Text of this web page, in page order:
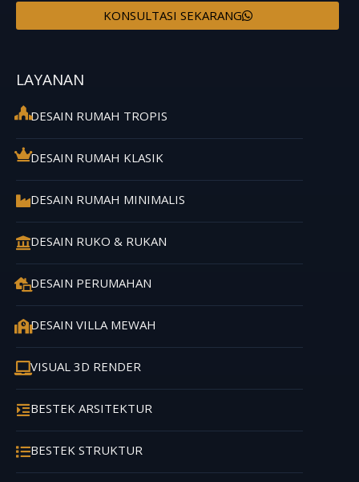
KONSULTASI SEKARANG
LAYANAN
DESAIN RUMAH TROPIS
DESAIN RUMAH KLASIK
DESAIN RUMAH MINIMALIS
DESAIN RUKO & RUKAN
DESAIN PERUMAHAN
DESAIN VILLA MEWAH
VISUAL 3D RENDER
BESTEK ARSITEKTUR
BESTEK STRUKTUR